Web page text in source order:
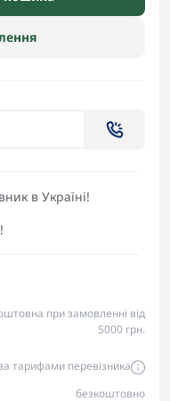
в Україні!
при замовленні від
5000 грн.
тарифами перевізника
безкоштовно